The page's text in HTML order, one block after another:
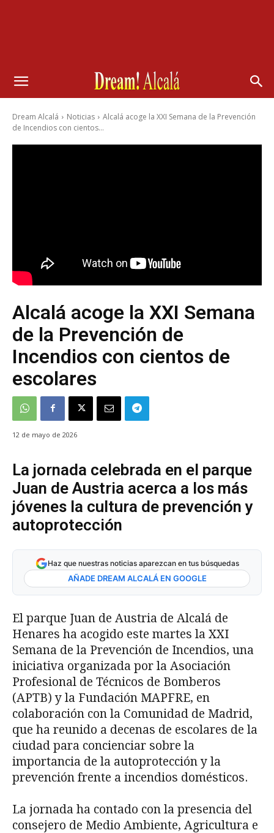
Dream Alcalá Noticias
Alcalá acoge la XXI Semana de la Prevención
de Incendios con cientos...
Alcalá acoge la XXI Semana
de la Prevención de
Incendios con cientos de
escolares
12 de mayo de 2026
La jornada celebrada en el parque
Juan de Austria acerca a los más
jóvenes la cultura de prevención y
autoprotección
Haz que nuestras noticias aparezcan en tus búsquedas
AÑADE DREAM ALCALÁ EN GOOGLE
El parque Juan de Austria de Alcalá de
Henares ha acogido este martes la XXI
Semana de la Prevención de Incendios, una
iniciativa organizada por la Asociación
Profesional de Técnicos de Bomberos
(APTB) y la Fundación MAPFRE, en
colaboración con la Comunidad de Madrid,
que ha reunido a decenas de escolares de la
ciudad para concienciar sobre la
importancia de la autoprotección y la
prevención frente a incendios domésticos.
La jornada ha contado con la presencia del
consejero de Medio Ambiente, Agricultura e